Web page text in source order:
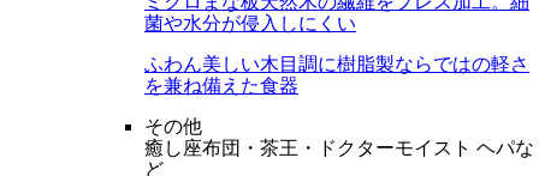
菌や水分が侵入しにくい
ふわん美しい木目調に樹脂製ならではの軽さ
を兼ね備えた食器
その他
癒し座布団・茶王・ドクターモイスト ヘパな
ど